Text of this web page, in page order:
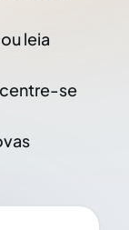
leia
se